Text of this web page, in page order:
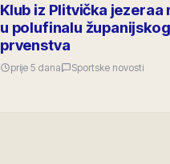
Klub iz Plitvička jezeraa
u polufinalu županijskog
prvenstva
prije 5 dana Sportske novosti